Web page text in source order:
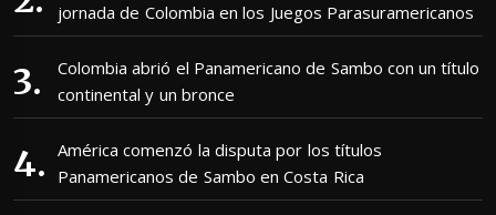
jornada de Colombia en los Juegos Parasuramericanos
Colombia abrió el Panamericano de Sambo con un título
continental y un bronce
América comenzó la disputa por los títulos
Panamericanos de Sambo en Costa Rica